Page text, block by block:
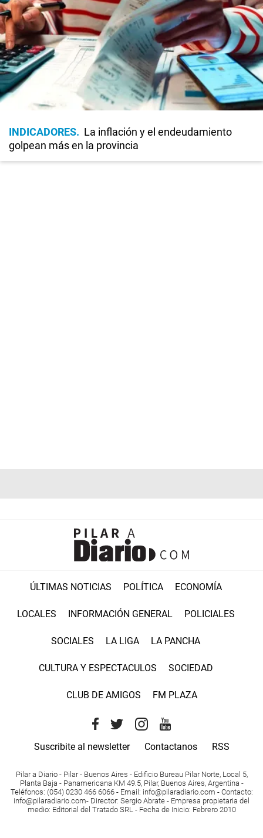
INDICADORES
La inflación y el endeudamiento
golpean más en la provincia
ÚLTIMAS NOTICIAS POLÍTICA ECONOMÍA
LOCALES INFORMACIÓN GENERAL POLICIALES
SOCIALES LA LIGA LA PANCHA
CULTURA Y ESPECTACULOS SOCIEDAD
CLUB DE AMIGOS FM PLAZA
Suscribite al newsletter Contactanos RSS
Pilar a Diario - Pilar - Buenos Aires - Edificio Bureau Pilar Norte, Local 5,
Planta Baja - Panamericana KM 49.5, Pilar, Buenos Aires, Argentina -
Teléfonos: (054) 0230 466 6066 - Email : info@pilaradiario.com - Contacto:
info@pilaradiario.com- Director: Sergio Abrate - Empresa propietaria del
medio: Editorial del Tratado SRL - Fecha de Inicio: Febrero 2010